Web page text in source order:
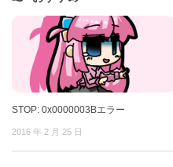
STOP: 0x0000003Bエラー
2016 年 2 月 25 日